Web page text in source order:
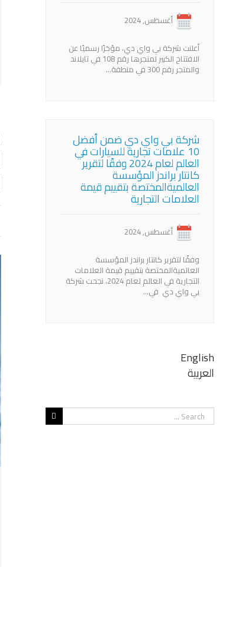
أغسطس, 2024
أعلنت شركة بي واي دي، مؤخرًا رسميًا عن
الافتتاح الكبير لمتجرها رقم 108 في تايلاند
والمتجر رقم 300 في منطقة…
شركة بي واي دي ضمن أفضل
10 علامات تجارية للسيارات في
العالم لعام 2024 وفقًا لتقرير
كانتار براندز المؤسسة
العالميةالمختصة بتقييم قيمة
العلامات التجارية
أغسطس, 2024
وفقًا لتقرير كانتار براندز المؤسسة
العالميةالمختصة بتقييم قيمة العلامات
التجارية في العالم لعام 2024، نجحت شركة
بي واي دي في…
English
العربية
Search
for: